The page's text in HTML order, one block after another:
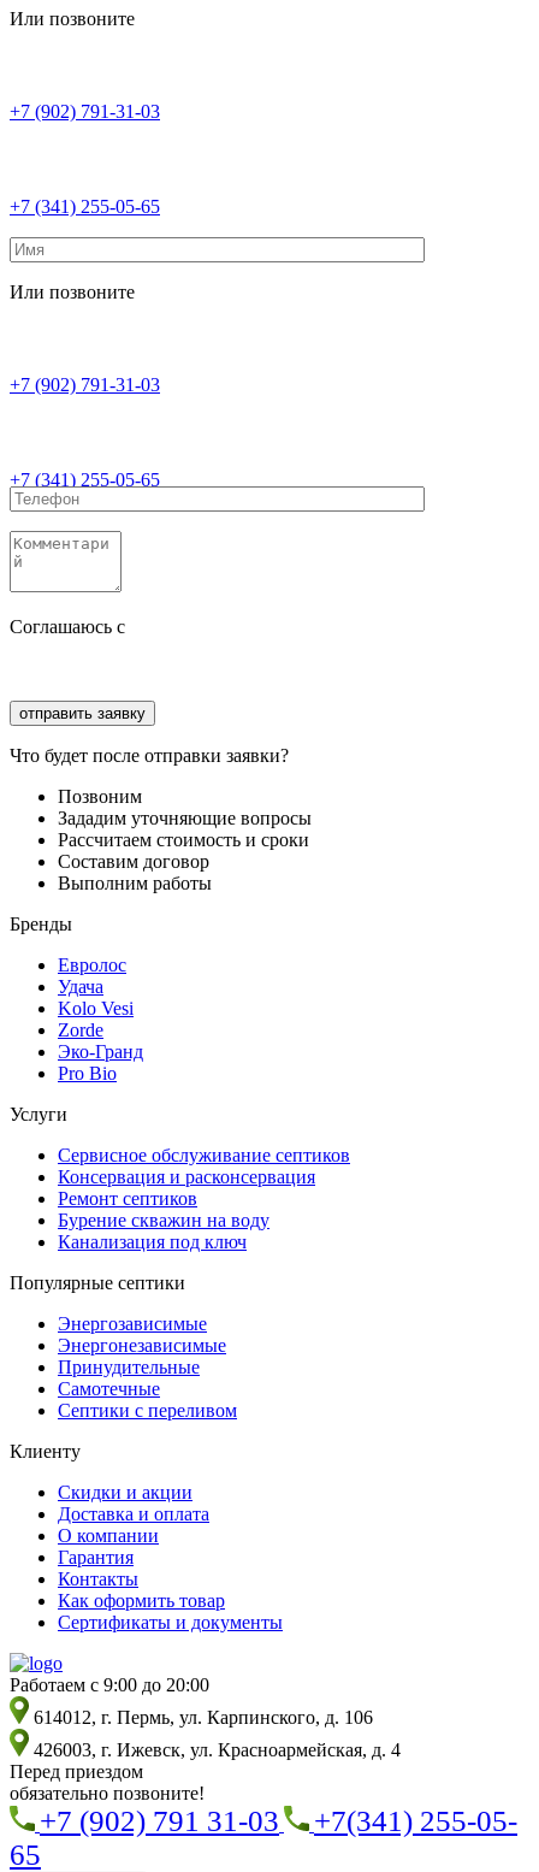
Или позвоните
+7 (902) 791-31-03
+7 (341) 255-05-65
Или позвоните
+7 (902) 791-31-03
+7 (341) 255-05-65
Соглашаюсь с
Что будет после отправки заявки?
Позвоним
Зададим уточняющие вопросы
Рассчитаем стоимость и сроки
Составим договор
Выполним работы
Бренды
Евролос
Удача
Kolo Vesi
Zorde
Эко-Гранд
Pro Bio
Услуги
Сервисное обслуживание септиков
Консервация и расконсервация
Ремонт септиков
Бурение скважин на воду
Канализация под ключ
Популярные септики
Энергозависимые
Энергонезависимые
Принудительные
Самотечные
Септики с переливом
Клиенту
Скидки и акции
Доставка и оплата
О компании
Гарантия
Контакты
Как оформить товар
Сертификаты и документы
Работаем с 9:00 до 20:00
614012, г. Пермь, ул. Карпинского, д. 106
426003, г. Ижевск, ул. Красноармейская, д. 4
Перед приездом
обязательно позвоните!
+7 (902) 791 31-03
+7(341) 255-05-
65